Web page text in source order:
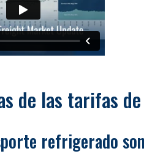
de las tarifas
refrigerado